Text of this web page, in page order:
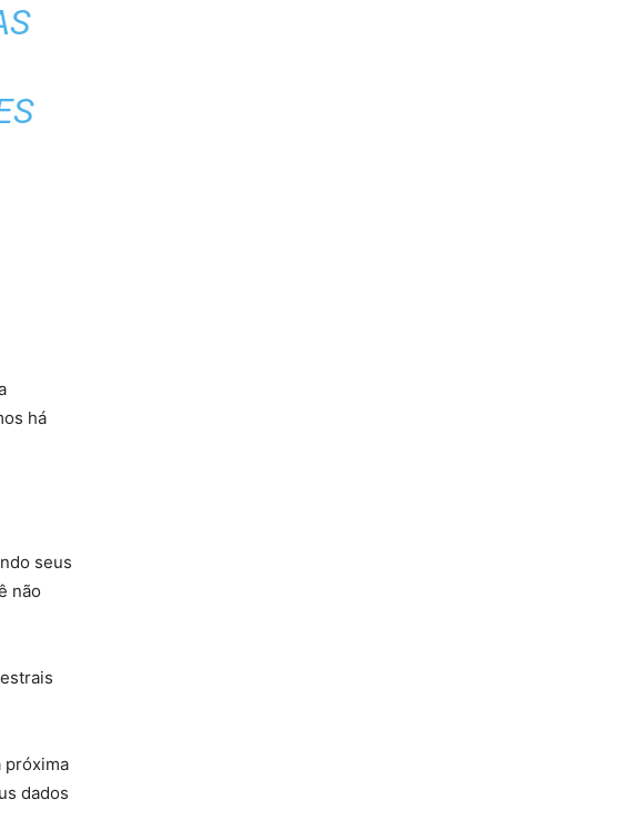
há
seus
não
próxima
dados